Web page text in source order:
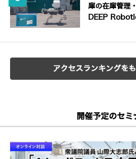
庫の在庫管理
DEEP
アクセスランキングを
開催予定のセミ